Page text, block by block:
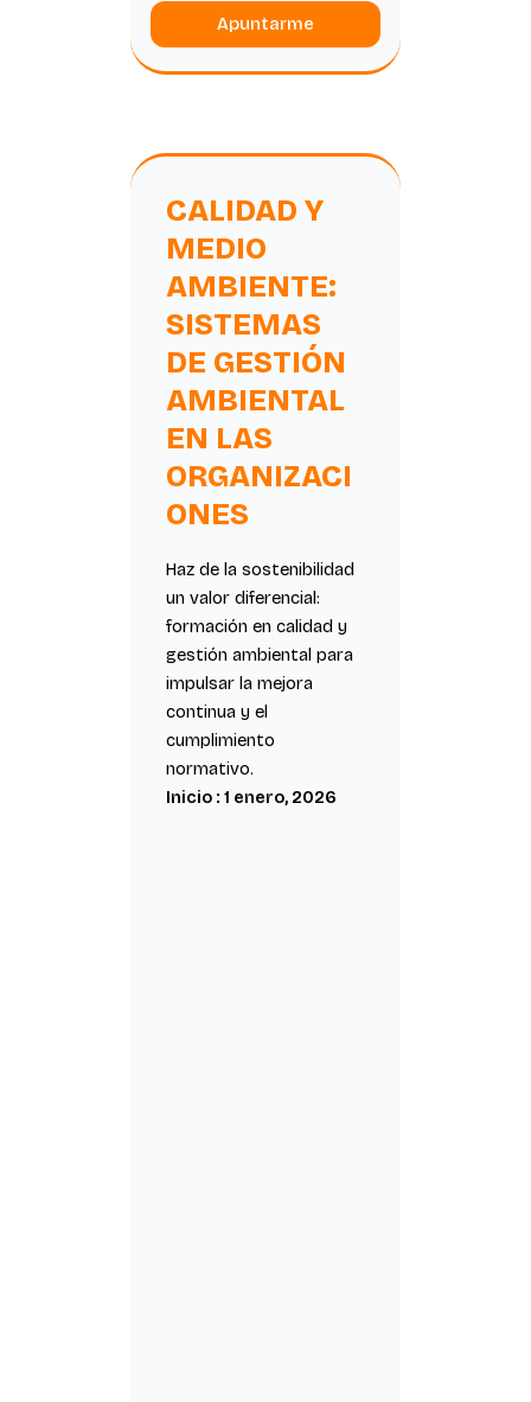
Apuntarme
CALIDAD Y
MEDIO
AMBIENTE:
SISTEMAS
DE GESTIÓN
AMBIENTAL
EN LAS
ORGANIZACI
ONES
Haz de la sostenibilidad
un valor diferencial:
formación en calidad y
gestión ambiental para
impulsar la mejora
continua y el
cumplimiento
normativo.
Inicio : 1 enero, 2026